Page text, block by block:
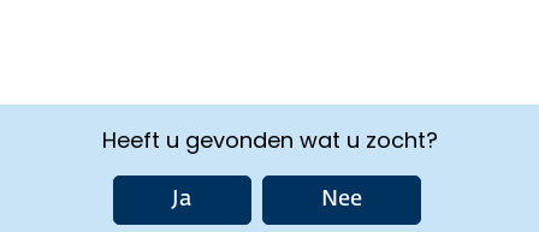
Heeft u gevonden wat u zocht?
Ja Nee